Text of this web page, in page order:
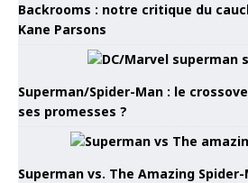
Backrooms : notre critique du
Kane Parsons
Superman/Spider-Man : le
ses promesses ?
Superman vs. The Amazing